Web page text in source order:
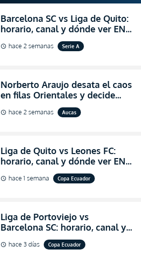
Barcelona SC vs Liga de Quito:
horario, canal y dónde ver EN
VIVO la Fecha 22 de la LigaPro
2026
schedule hace 2 semanas Serie A
Norberto Araujo desata el caos
en filas Orientales y decide
abandonar la dirección técnica
de Aucas
schedule hace 2 semanas Aucas
Liga de Quito vs Leones FC:
horario, canal y dónde ver EN
VIVO los octavos de final de la
Copa Ecuador 2026
schedule hace 1 semana Copa Ecuador
Liga de Portoviejo vs
Barcelona SC: horario, canal y
dónde ver EN VIVO los octavos
de final de la Copa Ecuador
schedule hace 3 días Copa Ecuador